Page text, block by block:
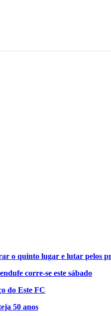
o quinto lugar e lutar pelos
corre-se este sábado
do Este FC
50 anos